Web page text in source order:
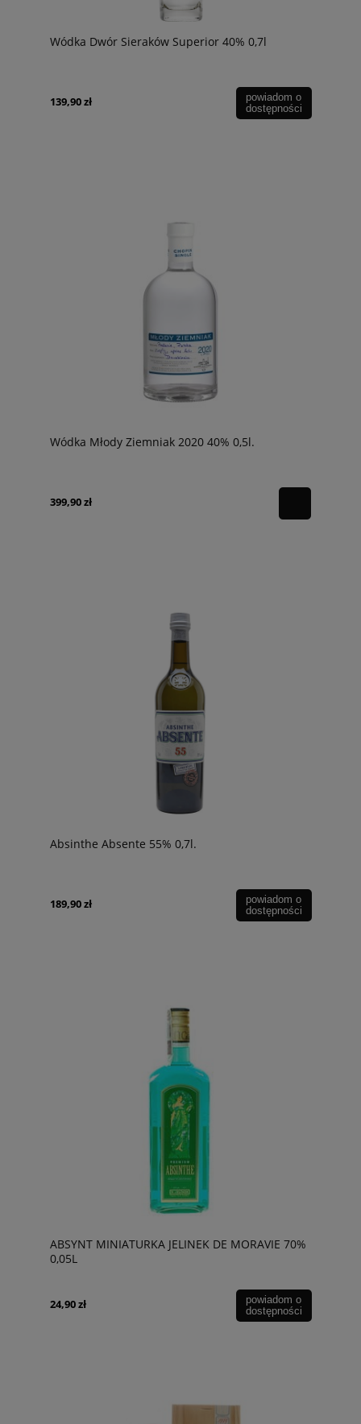
Wódka Dwór Sieraków Superior 40% 0,7l
139,90 zł
powiadom o
dostępności
Wódka Młody Ziemniak 2020 40% 0,5l.
399,90 zł
Absinthe Absente 55% 0,7l.
189,90 zł
powiadom o
dostępności
ABSYNT MINIATURKA JELINEK DE MORAVIE 70%
0,05L
24,90 zł
powiadom o
dostępności